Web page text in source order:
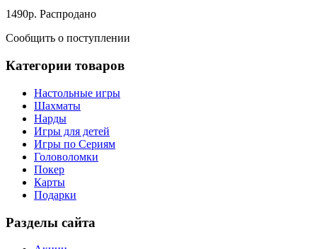
1490р. Распродано
Сообщить о поступлении
Категории товаров
Настольные игры
Шахматы
Нарды
Игры для детей
Игры по Сериям
Головоломки
Покер
Карты
Подарки
Разделы сайта